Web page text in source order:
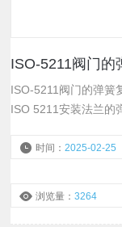
ISO-5211阀门的
ISO-5211阀门的弹簧
ISO 5211安装法兰的
时间：2025-02-25
浏览量：3264